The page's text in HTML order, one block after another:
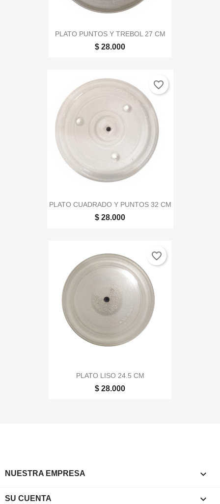
PLATO PUNTOS Y TREBOL 27 CM
$ 28.000
PLATO CUADRADO Y PUNTOS 32 CM
$ 28.000
favorite_border
PLATO LISO 24.5 CM
$ 28.000
favorite_border
NUESTRA EMPRESA 
SU CUENTA 